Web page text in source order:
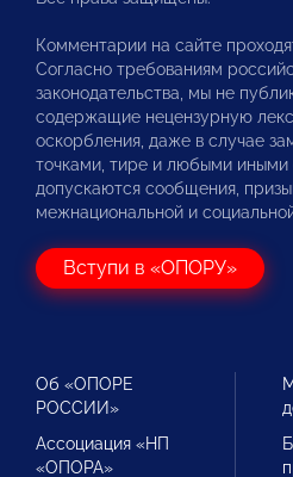
Комментарии на сайте
Согласно требованиям
законодательства, мы не
содержащие нецензурную
оскорбления, даже в случае
точками, тире и любыми
допускаются сообщения,
межнациональной и
Вступи в «ОПОРУ»
Об «ОПОРЕ
РОССИИ»
Ассоциация «НП
«ОПОРА»